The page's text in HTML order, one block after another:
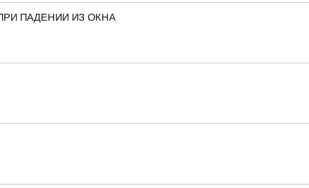
ПАДЕНИИ ИЗ ОКНА